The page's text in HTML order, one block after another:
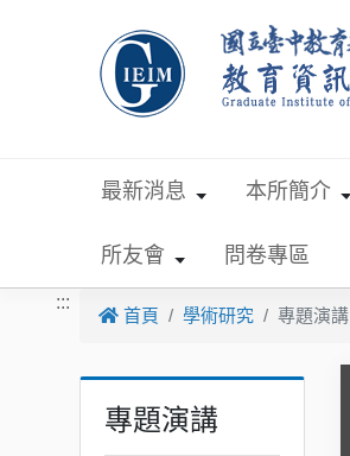
最新消息 本所簡介
所友會 問卷專區
:::
首頁 學術研究 專題演講
專題演講